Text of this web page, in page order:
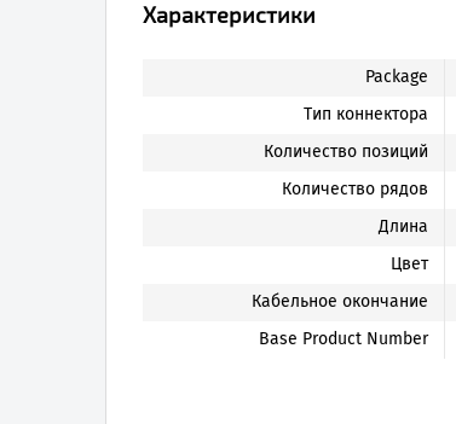
Характеристики
Package
Тип коннектора
Количество позиций
Количество рядов
Длина
Цвет
Кабельное окончание
Base Product Number